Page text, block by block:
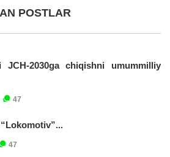
POSTLAR
JCH-2030ga chiqishni umummilliy
47
47